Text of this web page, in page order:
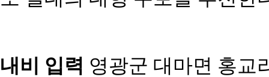
내비 입력 영광군 대마면 홍교